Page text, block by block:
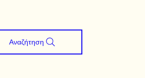
Αναζήτηση